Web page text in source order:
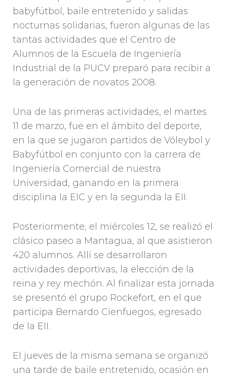
babyfútbol, baile entretenido y salidas
nocturnas solidarias, fueron algunas de las
tantas actividades que el Centro de
Alumnos de la Escuela de Ingeniería
Industrial de la PUCV preparó para recibir a
la generación de novatos 2008.
Una de las primeras actividades, el martes
11 de marzo, fue en el ámbito del deporte,
en la que se jugaron partidos de Vóleybol y
Babyfútbol en conjunto con la carrera de
Ingeniería Comercial de nuestra
Universidad, ganando en la primera
disciplina la EIC y en la segunda la EII.
Posteriormente, el miércoles 12, se realizó el
clásico paseo a Mantagua, al que asistieron
420 alumnos. Allí se desarrollaron
actividades deportivas, la elección de la
reina y rey mechón. Al finalizar esta jornada
se presentó el grupo Rockefort, en el que
participa Bernardo Cienfuegos, egresado
de la EII.
El jueves de la misma semana se organizó
una tarde de baile entretenido, ocasión en